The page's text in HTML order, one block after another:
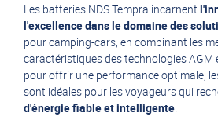
Les batteries NDS Tempra incarnent
l'excellence dans le domaine des
pour camping-cars, en combinant les
caractéristiques des technologies AGM
pour offrir une performance optimale,
sont idéales pour les voyageurs qui
d'énergie fiable et intelligente.